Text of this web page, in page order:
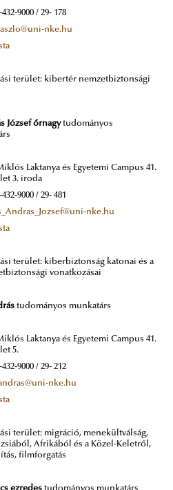
9000 / 29- 178
nke.hu
terület: kibertér nemzetbiztonsági
József őrnagytudományos
Laktanya és Egyetemi Campus 41.
3. iroda
9000 / 29- 481
nke.hu
terület: kiberbiztonság katonai és a
vonatkozásai
tudományos munkatárs
Laktanya és Egyetemi Campus 41.
5.
9000 / 29- 212
nke.hu
terület: migráció, menekültválság,
Afrikából és a Közel-Keletről,
filmforgatás
ezredestudományos munkatárs